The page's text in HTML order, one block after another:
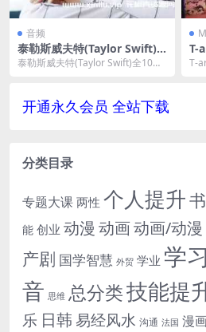
音频
泰勒斯威夫特(Taylor Swift)
全10张专辑(含新专辑《Re
盘下载
泰勒斯威夫特(Taylor Swift)全10张
T-
清
T-
开通永久会员 全站下载
分类目录
专题大课 两性 个人提升
能 创业 动漫 动画动画/动漫
产剧 国学智慧 外贸 学业 学
音 思维 总分类技能提
乐 日韩易经风水 沟通 法国 漫